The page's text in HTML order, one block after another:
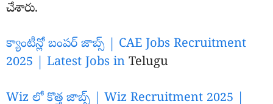
చేశారు.
క్యాంటీన్లో బంపర్ జాబ్స్ | CAE Jobs Recruitment
2025 | Latest Jobs in Telugu
Wiz లో కొత్త జాబ్స్ | Wiz Recruitment 2025 |